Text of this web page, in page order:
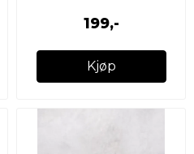
199,-
Kjøp